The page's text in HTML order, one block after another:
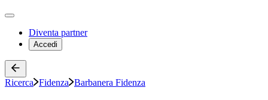
Diventa partner
Accedi
Ricerca Fidenza Barbanera Fidenza